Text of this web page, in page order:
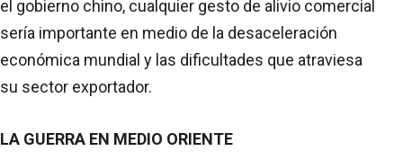
el gobierno chino, cualquier gesto de alivio comercial
sería importante en medio de la desaceleración
económica mundial y las dificultades que atraviesa
su sector exportador.
LA GUERRA EN MEDIO ORIENTE